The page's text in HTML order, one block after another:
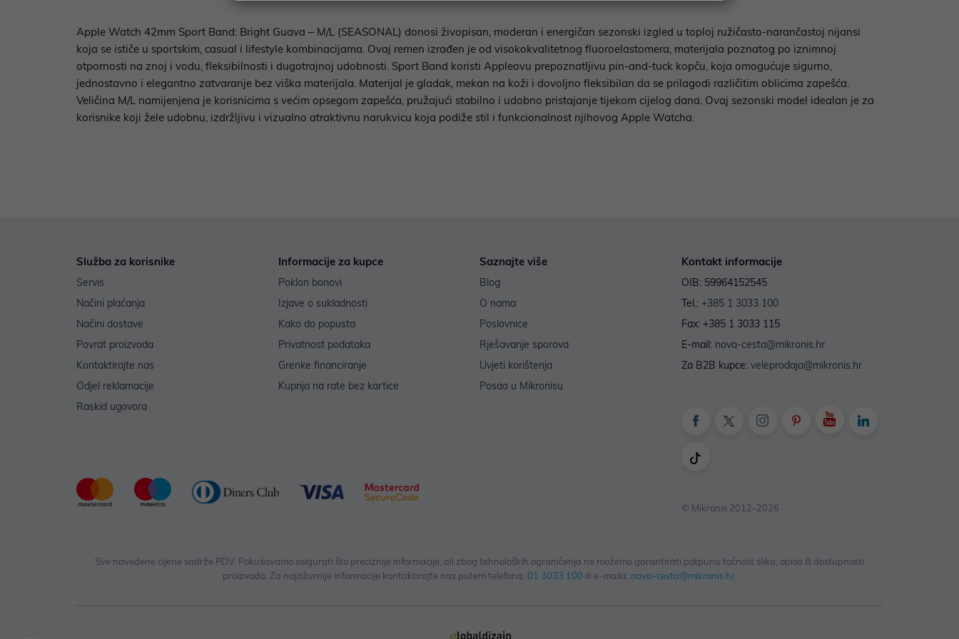
Apple Watch 42mm Sport Band: Bright Guava – M/L (SEASONAL) donosi živopisan, moderan i energičan sezonski izgled u toploj ružičasto-narančastoj nijansi
koja se ističe u sportskim, casual i lifestyle kombinacijama. Ovaj remen izrađen je od visokokvalitetnog fluoroelastomera, materijala poznatog po iznimnoj
otpornosti na znoj i vodu, fleksibilnosti i dugotrajnoj udobnosti. Sport Band koristi Appleovu prepoznatljivu pin-and-tuck kopču, koja omogućuje sigurno,
jednostavno i elegantno zatvaranje bez viška materijala. Materijal je gladak, mekan na koži i dovoljno fleksibilan da se prilagodi različitim oblicima zapešća.
Veličina M/L namijenjena je korisnicima s većim opsegom zapešća, pružajući stabilno i udobno pristajanje tijekom cijelog dana. Ovaj sezonski model idealan je za
korisnike koji žele udobnu, izdržljivu i vizualno atraktivnu narukvicu koja podiže stil i funkcionalnost njihovog Apple Watcha.
Služba za korisnike
Servis
Načini plaćanja
Načini dostave
Povrat proizvoda
Kontaktirajte nas
Odjel reklamacije
Raskid ugovora
Informacije za kupce
Poklon bonovi
Izjave o sukladnosti
Kako do popusta
Privatnost podataka
Grenke financiranje
Kupnja na rate bez kartice
Saznajte više
Blog
O nama
Poslovnice
Rješavanje sporova
Uvjeti korištenja
Posao u Mikronisu
Kontakt informacije
OIB: 59964152545
Tel.: +385 1 3033 100
Fax: +385 1 3033 115
E-mail: nova-cesta@mikronis.hr
Za B2B kupce: veleprodaja@mikronis.hr
© Mikronis 2012-2026
Sve navedene cijene sadrže PDV. Pokušavamo osigurati što preciznije informacije, ali zbog tehnoloških ograničenja ne možemo garantirati potpunu točnost slika, opisa ili dostupnosti
proizvoda. Za najažurnije informacije kontaktirajte nas putem telefona: 01 3033 100 ili e-maila: nova-cesta@mikronis.hr.